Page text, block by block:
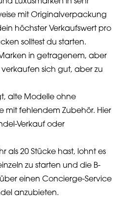
mit Originalverpackung
höchster Verkaufswert pro
solltest du starten.
in getragenem, aber
sich gut, aber zu
alte Modelle ohne
mit fehlendem Zubehör. Hier
Verkauf oder
als 20 Stücke hast, lohnt es
zu starten und die B-
einen Concierge-Service
anzubieten.